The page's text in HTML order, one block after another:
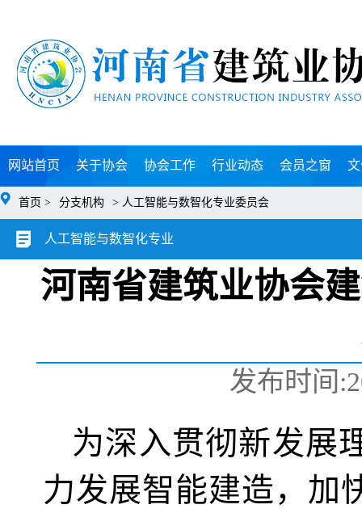
网站首页 关于协会 协会工作 行业动态 会员之窗
首页 > 分支机构 > 人工智能与数智化专业委员会
人工智能与数智化专业
委员会河南省建筑业协会
发布时间
为深入贯彻新发展
力发展智能建造，加